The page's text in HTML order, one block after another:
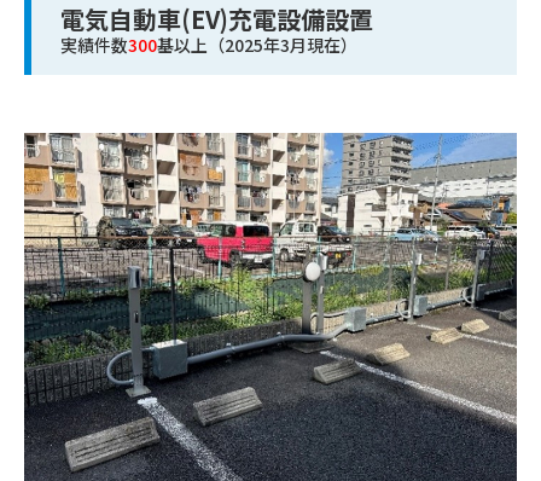
電気自動車(EV)充電設備設置
実績件数300基以上（2025年3月現在）